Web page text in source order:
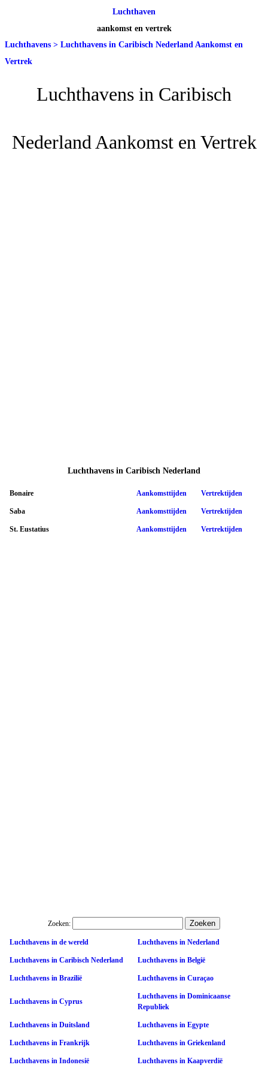
Luchthaven
aankomst en vertrek
Luchthavens > Luchthavens in Caribisch Nederland Aankomst en
Vertrek
Luchthavens in Caribisch
Nederland Aankomst en Vertrek
Luchthavens in Caribisch Nederland
Bonaire Aankomsttijden Vertrektijden
Saba Aankomsttijden Vertrektijden
St. Eustatius Aankomsttijden Vertrektijden
Zoeken:
Luchthavens in de wereld Luchthavens in Nederland
Luchthavens in Caribisch Nederland Luchthavens in België
Luchthavens in Brazilië Luchthavens in Curaçao
Luchthavens in Cyprus
Luchthavens in Dominicaanse
Republiek
Luchthavens in Duitsland Luchthavens in Egypte
Luchthavens in Frankrijk Luchthavens in Griekenland
Luchthavens in Indonesië Luchthavens in Kaapverdië